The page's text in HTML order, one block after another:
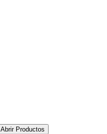
Abrir Productos